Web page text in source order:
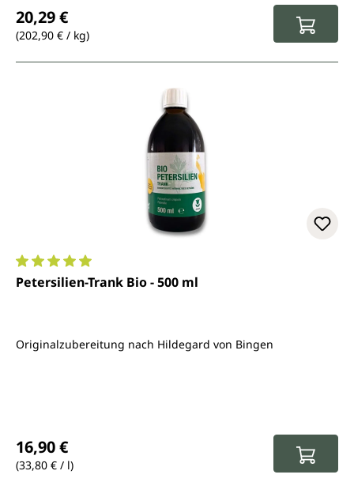
20,29 €
(202,90 € / kg)
Durchschnittliche Bewertung von 5 von 5 Sternen
Petersilien-Trank Bio - 500 ml
Originalzubereitung nach Hildegard von Bingen
16,90 €
(33,80 € / l)